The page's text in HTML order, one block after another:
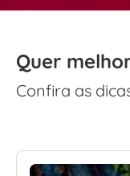
Quer
Confira as